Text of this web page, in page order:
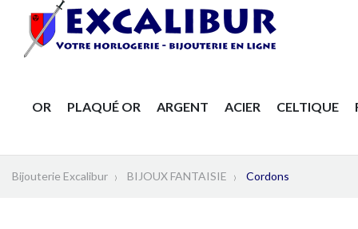
OR PLAQUÉ OR ARGENT ACIER CELTIQUE
Bijouterie Excalibur BIJOUX FANTAISIE Cordons